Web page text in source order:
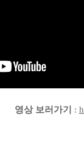
영상 보러가기 :